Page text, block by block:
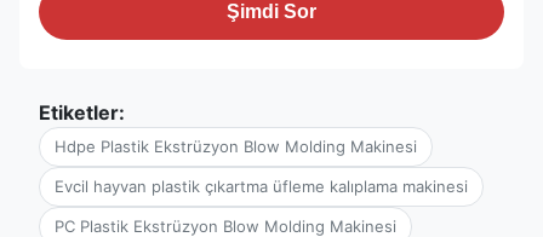
Şimdi Sor
Etiketler:
Hdpe Plastik Ekstrüzyon Blow Molding Makinesi
Evcil hayvan plastik çıkartma üfleme kalıplama makinesi
PC Plastik Ekstrüzyon Blow Molding Makinesi